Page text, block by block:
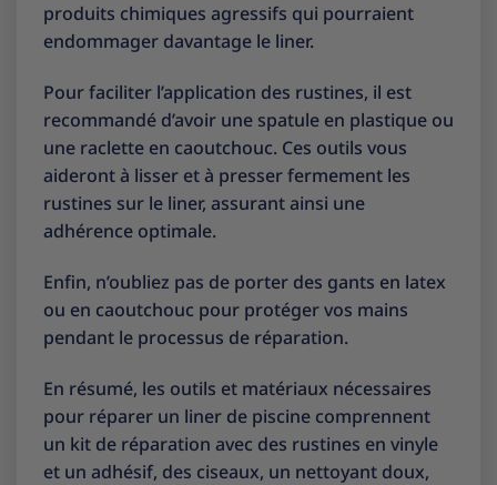
produits chimiques agressifs qui pourraient
endommager davantage le liner.
Pour faciliter l’application des rustines, il est
recommandé d’avoir une spatule en plastique ou
une raclette en caoutchouc. Ces outils vous
aideront à lisser et à presser fermement les
rustines sur le liner, assurant ainsi une
adhérence optimale.
Enfin, n’oubliez pas de porter des gants en latex
ou en caoutchouc pour protéger vos mains
pendant le processus de réparation.
En résumé, les outils et matériaux nécessaires
pour réparer un liner de piscine comprennent
un kit de réparation avec des rustines en vinyle
et un adhésif, des ciseaux, un nettoyant doux,